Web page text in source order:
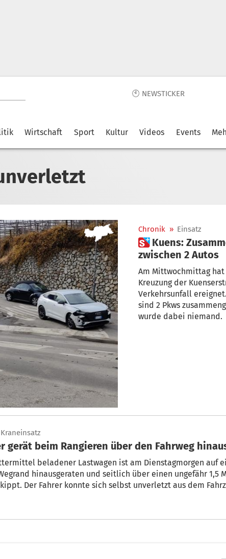
🕙 NEWSTICKER
Wirtschaft Sport Kultur Videos Events
Chronik » Einsatz
 Kuens: Zusammenprall
zwischen 2 Autos
Am Mittwochmittag hat sich
Kreuzung der
Verkehrsunfall
sind 2 Pkws
wurde dabei niemand.
Kraneinsatz
gerät beim Rangieren über den Fahrweg
beladener Lastwagen ist am Dienstagmorgen auf
hinausgeraten und seitlich über einen ungefähr 1,5
Der Fahrer konnte sich selbst unverletzt aus dem